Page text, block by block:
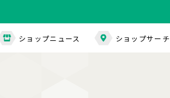
ショップニュース ショップサーチ